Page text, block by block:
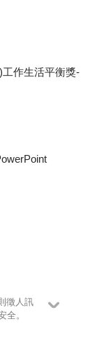
作生活平衡獎-
徵人訊
全。